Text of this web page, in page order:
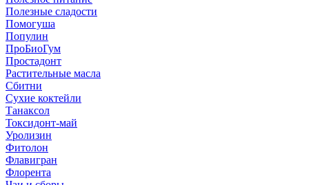
Полезные сладости
Помогуша
Популин
ПроБиоГум
Простадонт
Растительные масла
Сбитни
Сухие коктейли
Танаксол
Токсидонт-май
Уролизин
Фитолон
Флавигран
Флорента